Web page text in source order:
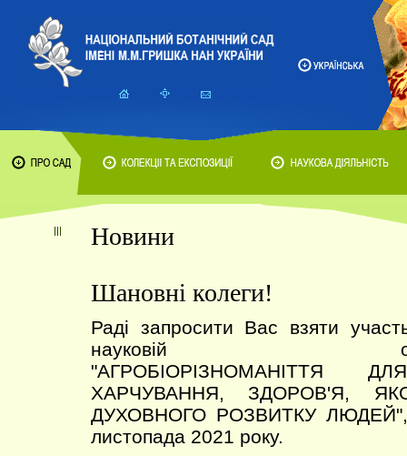
Новини
Шановні колеги!
Раді запросити Вас взяти
науковій онлайн-
"АГРОБІОРІЗНОМАНІТТЯ
ХАРЧУВАННЯ, ЗДОРОВ'Я,
ДУХОВНОГО РОЗВИТКУ ЛЮДЕЙ",
листопада 2021 року.